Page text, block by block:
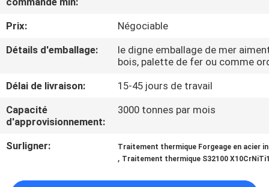
D'USINE
CONTRÔLE
DE
NOUS
Prix:
Négociable
Détails d'emballage:
le digne emballage de mer
bois, palette de fer ou comme
Délai de livraison:
15-45 jours de travail
Capacité
d'approvisionnement:
3000 tonnes par mois
Surligner: Traitement thermique Forgeage en acier
, Traitement thermique S32100